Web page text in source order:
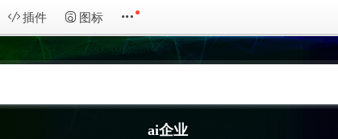
插件 图标
ai企业